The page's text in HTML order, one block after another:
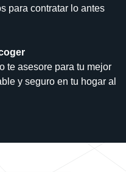
para contratar lo antes
te asesore para tu mejor
y seguro en tu hogar al